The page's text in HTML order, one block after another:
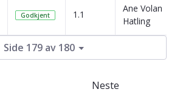
Godkjent 1.1
Ane Volan
Hatling
Side 179 av 180
Neste